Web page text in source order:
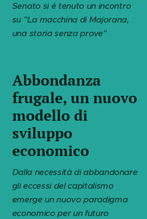
Senato si è tenuto un incontro
su "La macchina di Majorana,
una storia senza prove"
Abbondanza
frugale, un nuovo
modello di
sviluppo
economico
Dalla necessità di abbandonare
gli eccessi del capitalismo
emerge un nuovo paradigma
economico per un futuro